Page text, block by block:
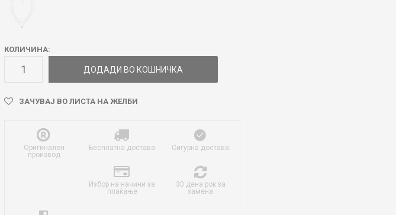
КОЛИЧИНА:
ДОДАДИ ВО КОШНИЧКА
ЗАЧУВАЈ ВО ЛИСТА НА ЖЕЛБИ
Оригинален
производ
Бесплатна достава Сигурна достава
Избор на начини за
плаќање
30 дена рок за
замена